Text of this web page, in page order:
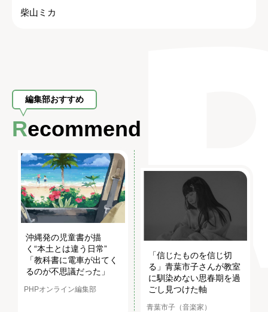
柴山ミカ
編集部おすすめ
Recommend
沖縄発の児童書が描
く“本土とは違う日常”
「教科書に電車が出てく
るのが不思議だった」
PHPオンライン編集部
「信じたものを信じ切
る」青葉市子さんが教室
に馴染めない思春期を過
ごし見つけた軸
青葉市子（音楽家）